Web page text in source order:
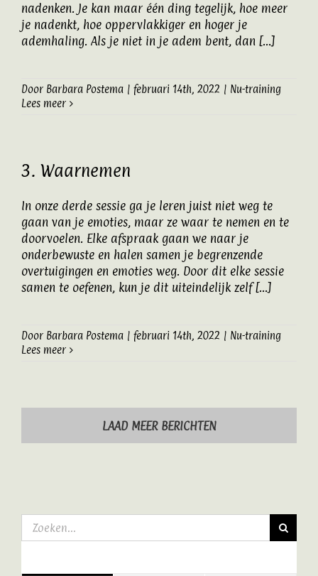
nadenken. Je kan maar één ding tegelijk, hoe meer
je nadenkt, hoe oppervlakkiger en hoger je
ademhaling. Als je niet in je adem bent, dan [...]
Door Barbara Postema | februari 14th, 2022 | Nu-training
Lees meer
3. Waarnemen
In onze derde sessie ga je leren juist niet weg te
gaan van je emoties, maar ze waar te nemen en te
doorvoelen. Elke afspraak gaan we naar je
onderbewuste en halen samen je begrenzende
overtuigingen en emoties weg. Door dit elke sessie
samen te oefenen, kun je dit uiteindelijk zelf [...]
Door Barbara Postema | februari 14th, 2022 | Nu-training
Lees meer
LAAD MEER BERICHTEN
Zoeken
naar: